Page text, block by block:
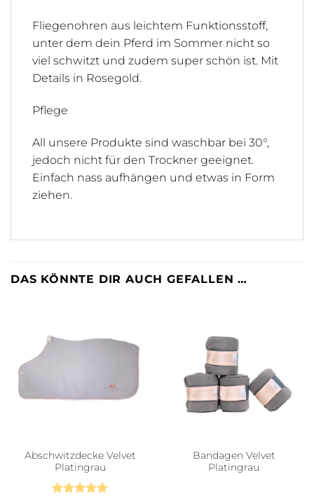
Fliegenohren aus leichtem Funktionsstoff,
unter dem dein Pferd im Sommer nicht so
viel schwitzt und zudem super schön ist. Mit
Details in Rosegold.
Pflege
All unsere Produkte sind waschbar bei 30°,
jedoch nicht für den Trockner geeignet.
Einfach nass aufhängen und etwas in Form
ziehen.
DAS KÖNNTE DIR AUCH GEFALLEN …
Abschwitzdecke Velvet
Platingrau
Bandagen Velvet
Platingrau